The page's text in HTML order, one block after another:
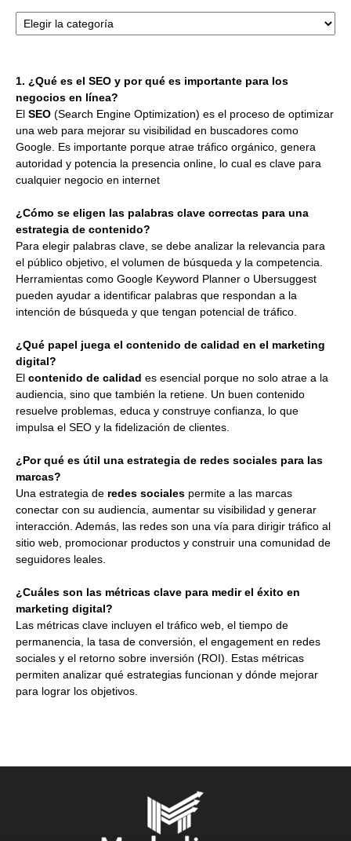
1. ¿Qué es el SEO y por qué es importante para los
negocios en línea?
El SEO (Search Engine Optimization) es el proceso de optimizar
una web para mejorar su visibilidad en buscadores como
Google. Es importante porque atrae tráfico orgánico, genera
autoridad y potencia la presencia online, lo cual es clave para
cualquier negocio en internet
¿Cómo se eligen las palabras clave correctas para una
estrategia de contenido?
Para elegir palabras clave, se debe analizar la relevancia para
el público objetivo, el volumen de búsqueda y la competencia.
Herramientas como Google Keyword Planner o Ubersuggest
pueden ayudar a identificar palabras que respondan a la
intención de búsqueda y que tengan potencial de tráfico.
¿Qué papel juega el contenido de calidad en el marketing
digital?
El contenido de calidad es esencial porque no solo atrae a la
audiencia, sino que también la retiene. Un buen contenido
resuelve problemas, educa y construye confianza, lo que
impulsa el SEO y la fidelización de clientes.
¿Por qué es útil una estrategia de redes sociales para las
marcas?
Una estrategia de redes sociales permite a las marcas
conectar con su audiencia, aumentar su visibilidad y generar
interacción. Además, las redes son una vía para dirigir tráfico al
sitio web, promocionar productos y construir una comunidad de
seguidores leales.
¿Cuáles son las métricas clave para medir el éxito en
marketing digital?
Las métricas clave incluyen el tráfico web, el tiempo de
permanencia, la tasa de conversión, el engagement en redes
sociales y el retorno sobre inversión (ROI). Estas métricas
permiten analizar qué estrategias funcionan y dónde mejorar
para lograr los objetivos.